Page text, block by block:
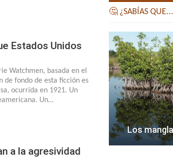
Estados Unidos
Watchmen, basada en el
de fondo de esta ficción es
ocurrida en 1921. Un
Un…
a la agresividad
🤔 ¿SABÍAS
Los